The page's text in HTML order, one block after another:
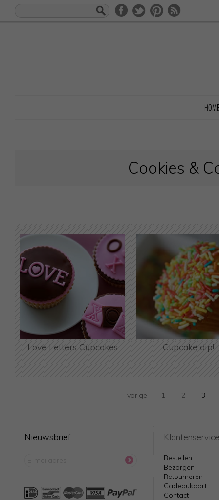
HOME
Cookies &
Love Letters Cupcakes Cupcake dip!
vorige 1 2 3
Nieuwsbrief Klantenservice
Bestellen
Bezorgen
Retourneren
Cadeaukaart
Contact